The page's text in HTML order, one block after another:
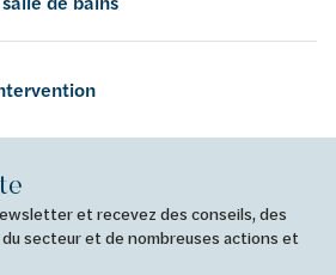
et recevez des conseils, des
secteur et de nombreuses actions et